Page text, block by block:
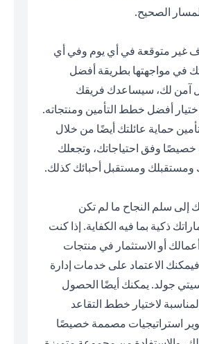
الصحيح.
متوقعة في أي يوم وفي أي
بطريقة أفضل
لك، سيساعدك فريقك
أفضل خطط التأمين ومنتجاته.
عائلتك أيضًا من خلال
وفق احتياجاتك، وتجعلك
ومستقبل أحبائك كذلك.
سلم النجاح ما لم تكن
ذكية بما فيه الكفاية. إذا كنت
أو الاستثمار في منتجات
الاعتماد على خدمات إدارة
جولد. يمكنك أيضًا الحصول
لاختيار خطط التقاعد
مصممة خصيصًا